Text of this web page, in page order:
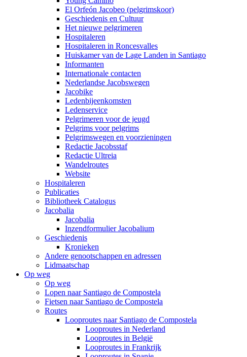
El Orfeón Jacobeo (pelgrimskoor)
Geschiedenis en Cultuur
Het nieuwe pelgrimeren
Hospitaleren
Hospitaleren in Roncesvalles
Huiskamer van de Lage Landen in Santiago
Informanten
Internationale contacten
Nederlandse Jacobswegen
Jacobike
Ledenbijeenkomsten
Ledenservice
Pelgrimeren voor de jeugd
Pelgrims voor pelgrims
Pelgrimswegen en voorzieningen
Redactie Jacobsstaf
Redactie Ultreia
Wandelroutes
Website
Hospitaleren
Publicaties
Bibliotheek Catalogus
Jacobalia
Jacobalia
Inzendformulier Jacobalium
Geschiedenis
Kronieken
Andere genootschappen en adressen
Lidmaatschap
Op weg
Op weg
Lopen naar Santiago de Compostela
Fietsen naar Santiago de Compostela
Routes
Looproutes naar Santiago de Compostela
Looproutes in Nederland
Looproutes in België
Looproutes in Frankrijk